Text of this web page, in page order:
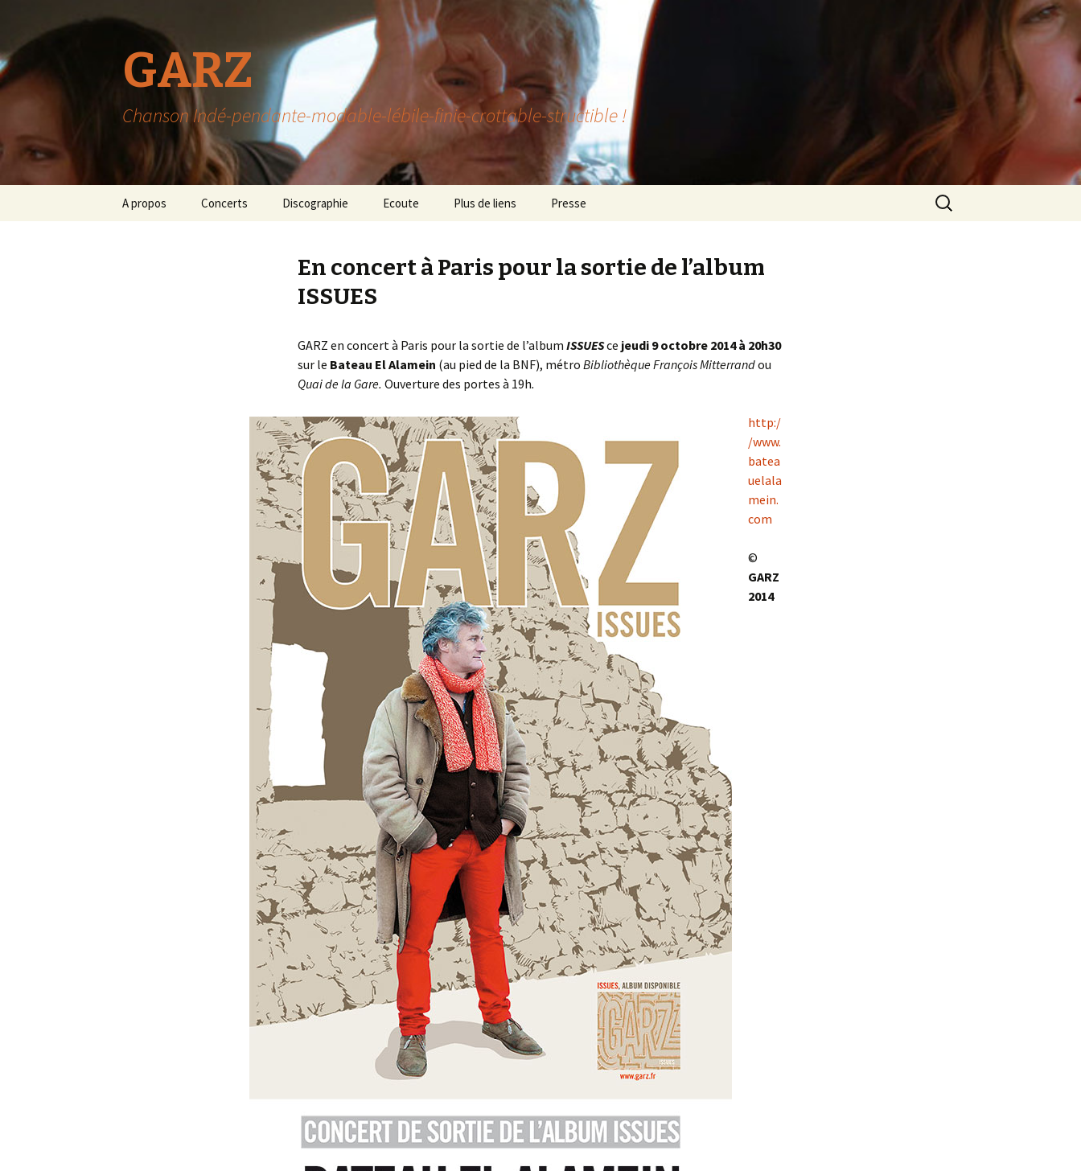
GARZ
Chanson Indé-pendante-modable-lébile-finie-crottable-structible !
A propos Concerts Discographie Ecoute Plus de liens Presse
Rechercher :
En concert à Paris pour la sortie de l’album
ISSUES
GARZ en concert à Paris pour la sortie de l’album ISSUESce jeudi 9 octobre 2014 à 20h30
sur le Bateau El Alamein (au pied de la BNF), métro BibliothèqueFrançois Mitterrandou
Quai de la Gare. Ouverture des portes à 19h.
http:/
/www.
batea
uelala
mein.
com
©
GARZ
2014